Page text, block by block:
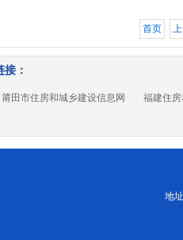
首页
接：
莆田市住房和城乡建设信息网 福建住
地址